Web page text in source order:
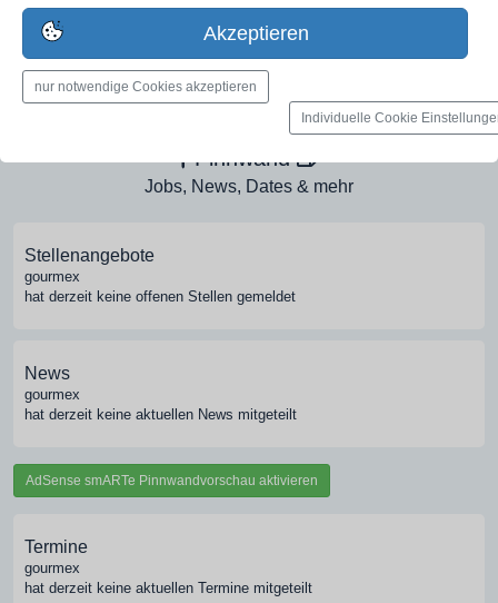
Medien-Galerie
Bilder, PDFs, Audio, Video
Pinnwand
Jobs, News, Dates & mehr
Stellenangebote
gourmex
hat derzeit keine offenen Stellen gemeldet
News
gourmex
hat derzeit keine aktuellen News mitgeteilt
AdSense smARTe Pinnwandvorschau aktivieren
Termine
gourmex
hat derzeit keine aktuellen Termine mitgeteilt
Akzeptieren
nur notwendige Cookies akzeptieren
Individuelle Cookie